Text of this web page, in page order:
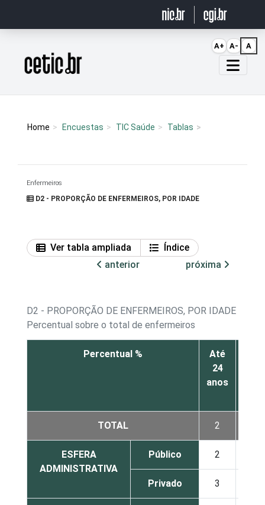
Página inicial
Home Encuestas TIC Saúde Tablas
Enfermeiros
D2 - PROPORÇÃO DE ENFERMEIROS, POR IDADE
Ver tabla ampliada
Índice
anterior
próxima
D2 - PROPORÇÃO DE ENFERMEIROS, POR IDADE
Percentual sobre o total de enfermeiros
Percentual %
Até
24
anos
TOTAL 2
ESFERA
ADMINISTRATIVA
Público 2
Privado 3
A+ A- A